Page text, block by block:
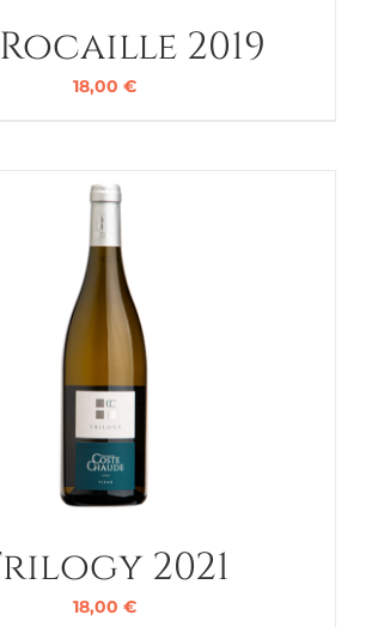
2019
18,00 €
2021
18,00 €